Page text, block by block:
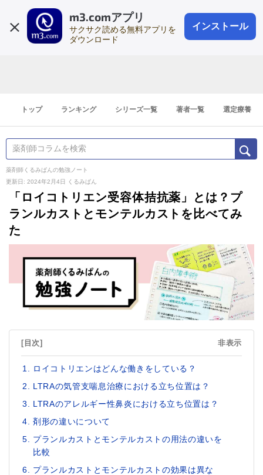
m3.comアプリ
サクサク読める無料アプリを
ダウンロード
インストール
会員登録
登録1分
トップ ランキング シリーズ一覧 著者一覧 選定療養
薬剤師くるみぱんの勉強ノート
更新日: 2024年2月4日
くるみぱん
「ロイコトリエン受容体拮抗薬」とは？プ
ランルカストとモンテルカストを比べてみ
た
[目次] 非表示
ロイコトリエンはどんな働きをしている？
LTRAの気管支喘息治療における立ち位置は？
LTRAのアレルギー性鼻炎における立ち位置は？
剤形の違いについて
プランルカストとモンテルカストの用法の違いを
比較
プランルカストとモンテルカストの効果は異な